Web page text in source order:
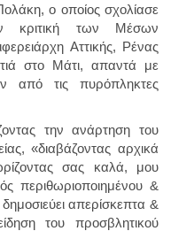
ο οποίος σχολίασε
κριτική των Μέσων
Αττικής, Ρένας
στο Μάτι, απαντά με
από τις πυρόπληκτες
την ανάρτηση του
«διαβάζοντας αρχικά
σας καλά, μου
περιθωριοποιημένου &
απερίσκεπτα &
του προσβλητικού